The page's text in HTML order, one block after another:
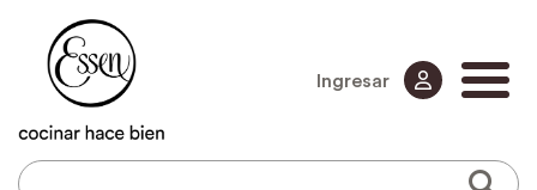
Ingresar